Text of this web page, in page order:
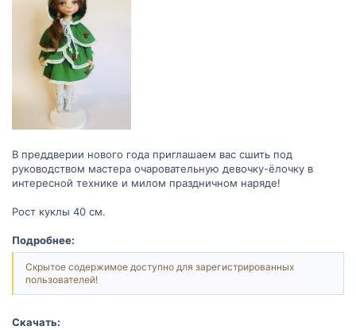
В преддверии нового года приглашаем вас сшить под
руководством мастера очаровательную девочку-ёлочку в
интересной технике и милом праздничном наряде!
Рост куклы 40 см.
Подробнее:
Скрытое содержимое доступно для зарегистрированных
пользователей!
Скачать: